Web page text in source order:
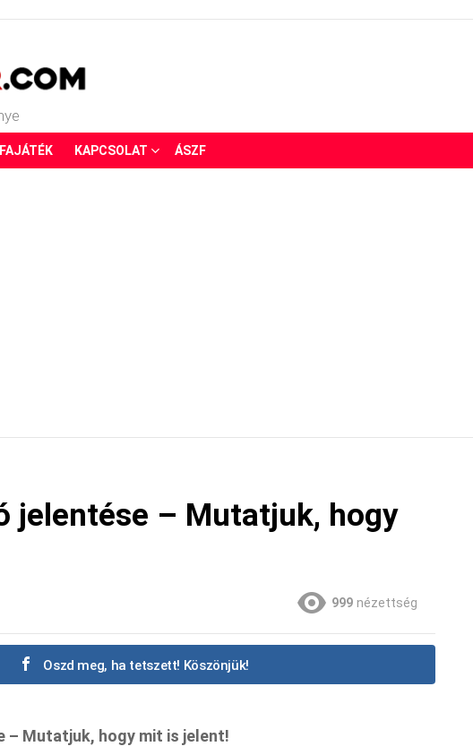
KAPCSOLAT ÁSZF
jelentése – Mutatjuk, hogy
999 nézettség
Oszd meg, ha tetszett! Köszönjük!
– Mutatjuk, hogy mit is jelent!